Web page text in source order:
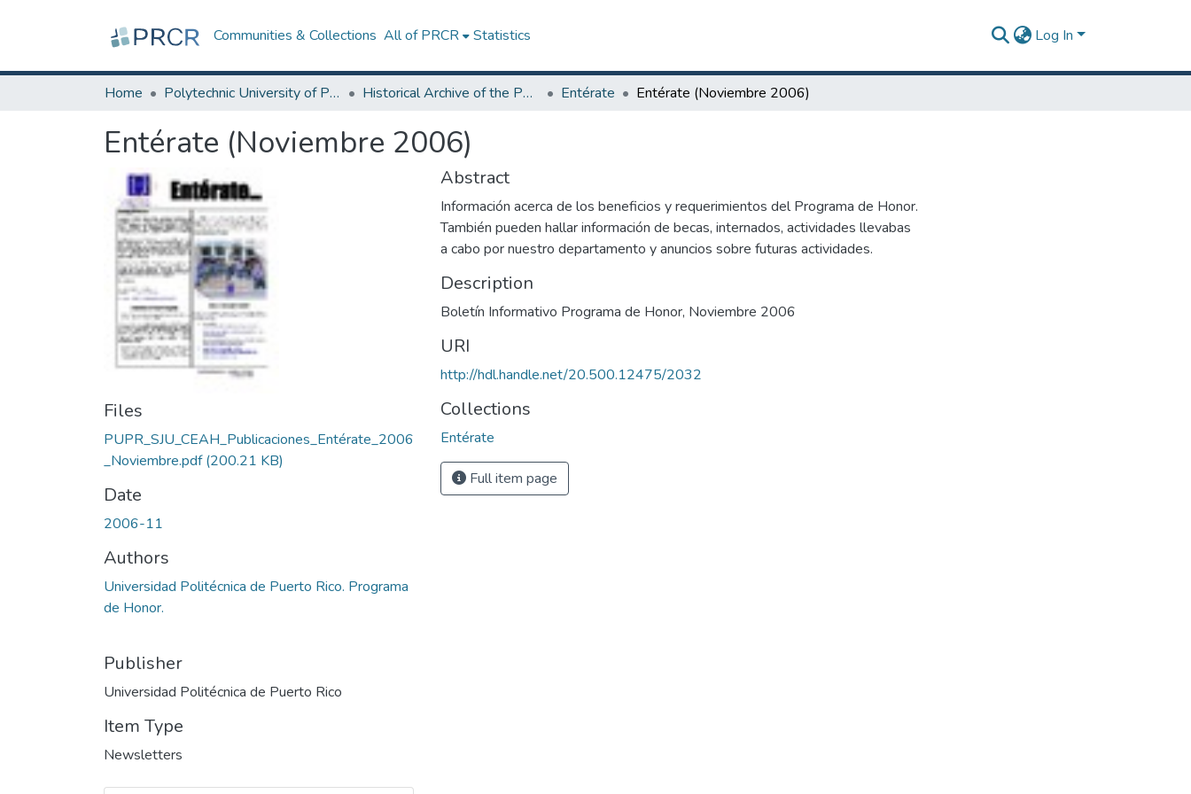
Communities & Collections All of PRCR Statistics Log In
Home Polytechnic University of Puerto Rico Historical Archive of the Polytechnic University of Puerto Rico Entérate Entérate (Noviembre 2006)
Entérate (Noviembre 2006)
Files
PUPR_SJU_CEAH_Publicaciones_Entérate_2006
_Noviembre.pdf(200.21 KB)
Date
2006-11
Authors
Universidad Politécnica de Puerto Rico. Programa
de Honor.
Publisher
Universidad Politécnica de Puerto Rico
Item Type
Newsletters
Abstract
Información acerca de los beneficios y requerimientos del Programa de Honor.
También pueden hallar información de becas, internados, actividades llevabas
a cabo por nuestro departamento y anuncios sobre futuras actividades.
Description
Boletín Informativo Programa de Honor, Noviembre 2006
URI
http://hdl.handle.net/20.500.12475/2032
Collections
Entérate
Full item page